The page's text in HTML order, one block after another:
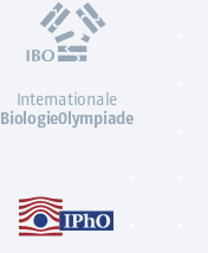
Internationale
BiologieOlympiade